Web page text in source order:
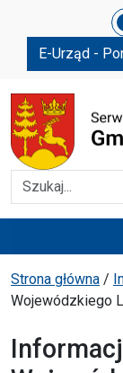
Urząd
Skip menu
E-Urząd -
Szukaj
Ścieżka
Strona główna /
Wojewódzkiego